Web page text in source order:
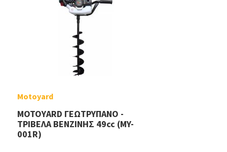
Motoyard
MOTOYARD ΓΕΩΤΡΥΠΑΝΟ -
ΤΡΙΒΕΛΑ ΒΕΝΖΙΝΗΣ 49cc (MY-
001R)